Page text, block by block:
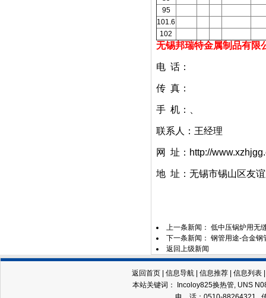
95
101.6
102
无锡邦瑞特金属制品有限
电 话：
传 真：
手 机：
联系人：王经理
网 址： http://
地 址： 无锡市锡山区友
上一条新闻： 低中压锅炉用无
下一条新闻： 钢管用途-合金钢
返回上级新闻
返回首页| 信息导航| 信息推荐| 信息列表
本站关键词：
Incoloy825换热管, UNS